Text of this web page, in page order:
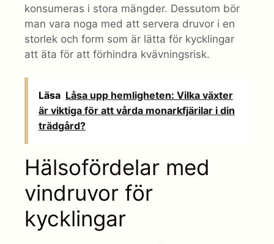
konsumeras i stora mängder. Dessutom bör
man vara noga med att servera druvor i en
storlek och form som är lätta för kycklingar
att äta för att förhindra kvävningsrisk.
Läsa Låsa upp hemligheten: Vilka växter
är viktiga för att vårda monarkfjärilar i din
trädgård?
Hälsofördelar med
vindruvor för
kycklingar